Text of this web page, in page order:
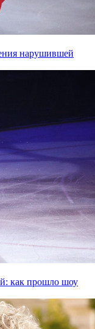
нарушившей
как прошло шоу